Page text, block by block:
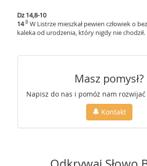
Dz 14,8-10
14 8 W Listrze mieszkał pewien człowiek o
kaleka od urodzenia, który nigdy nie chodził.
Masz pomysł?
Napisz do nas i pomóż nam
Kontakt